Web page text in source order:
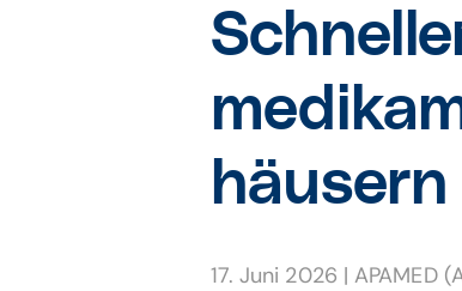
häusern
17. Juni 2026 |APAMED